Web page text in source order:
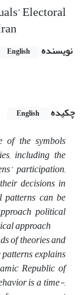
Electoral
نویسنده English
چکیده
English
of the symbols
including the
participation,
decisions in
patterns can be
political
approach
of theories and
explains
Republic of
is a time-,